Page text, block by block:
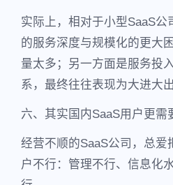
实际上，相对于小型SaaS公
的服务深度与规模化的更大
量太多；另一方面是服务投
系，最终往往表现为大进大
六、其实国内SaaS用户更需
经营不顺的SaaS公司，总爱
户不行：管理不行、信息化